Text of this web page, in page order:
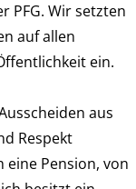
PFG. Wir setzten
auf allen
ein.
aus
Respekt
eine Pension, von